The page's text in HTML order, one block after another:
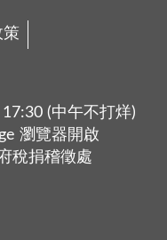
策
(中午不打烊)
瀏覽器開啟
稅捐稽徵處